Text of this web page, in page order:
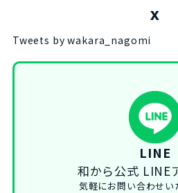
X
Tweets by wakara_nagomi
LINE
和から公式 LINE
気軽にお問い合わせい